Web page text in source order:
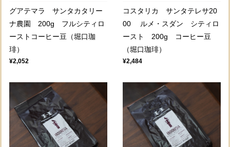
グアテマラ サンタカタリー
ナ農園 200g フルシティロ
ーストコーヒー豆（堀口珈
琲）
¥2,052
コスタリカ サンタテレサ20
00 ルメ・スダン シティロ
ースト 200g コーヒー豆
（堀口珈琲）
¥2,484